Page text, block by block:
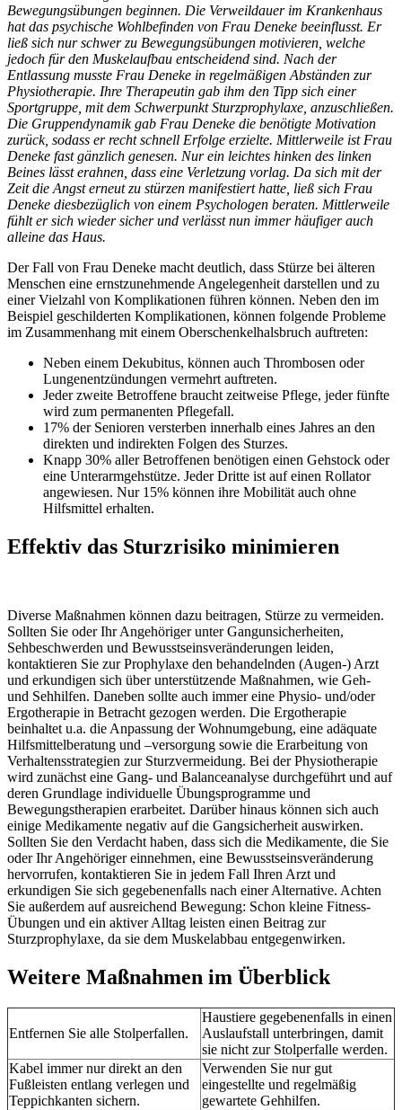
Bewegungsübungen beginnen. Die Verweildauer im Krankenhaus
hat das psychische Wohlbefinden von Frau Deneke beeinflusst. Er
ließ sich nur schwer zu Bewegungsübungen motivieren, welche
jedoch für den Muskelaufbau entscheidend sind. Nach der
Entlassung musste Frau Deneke in regelmäßigen Abständen zur
Physiotherapie. Ihre Therapeutin gab ihm den Tipp sich einer
Sportgruppe, mit dem Schwerpunkt Sturzprophylaxe, anzuschließen.
Die Gruppendynamik gab Frau Deneke die benötigte Motivation
zurück, sodass er recht schnell Erfolge erzielte. Mittlerweile ist Frau
Deneke fast gänzlich genesen. Nur ein leichtes hinken des linken
Beines lässt erahnen, dass eine Verletzung vorlag. Da sich mit der
Zeit die Angst erneut zu stürzen manifestiert hatte, ließ sich Frau
Deneke diesbezüglich von einem Psychologen beraten. Mittlerweile
fühlt er sich wieder sicher und verlässt nun immer häufiger auch
alleine das Haus.
Der Fall von Frau Deneke macht deutlich, dass Stürze bei älteren
Menschen eine ernstzunehmende Angelegenheit darstellen und zu
einer Vielzahl von Komplikationen führen können. Neben den im
Beispiel geschilderten Komplikationen, können folgende Probleme
im Zusammenhang mit einem Oberschenkelhalsbruch auftreten:
Neben einem Dekubitus, können auch Thrombosen oder
Lungenentzündungen vermehrt auftreten.
Jeder zweite Betroffene braucht zeitweise Pflege, jeder fünfte
wird zum permanenten Pflegefall.
17% der Senioren versterben innerhalb eines Jahres an den
direkten und indirekten Folgen des Sturzes.
Knapp 30% aller Betroffenen benötigen einen Gehstock oder
eine Unterarmgehstütze. Jeder Dritte ist auf einen Rollator
angewiesen. Nur 15% können ihre Mobilität auch ohne
Hilfsmittel erhalten.
Effektiv das Sturzrisiko minimieren
Diverse Maßnahmen können dazu beitragen, Stürze zu vermeiden.
Sollten Sie oder Ihr Angehöriger unter Gangunsicherheiten,
Sehbeschwerden und Bewusstseinsveränderungen leiden,
kontaktieren Sie zur Prophylaxe den behandelnden (Augen-) Arzt
und erkundigen sich über unterstützende Maßnahmen, wie Geh-
und Sehhilfen. Daneben sollte auch immer eine Physio- und/oder
Ergotherapie in Betracht gezogen werden. Die Ergotherapie
beinhaltet u.a. die Anpassung der Wohnumgebung, eine adäquate
Hilfsmittelberatung und –versorgung sowie die Erarbeitung von
Verhaltensstrategien zur Sturzvermeidung. Bei der Physiotherapie
wird zunächst eine Gang- und Balanceanalyse durchgeführt und auf
deren Grundlage individuelle Übungsprogramme und
Bewegungstherapien erarbeitet. Darüber hinaus können sich auch
einige Medikamente negativ auf die Gangsicherheit auswirken.
Sollten Sie den Verdacht haben, dass sich die Medikamente, die Sie
oder Ihr Angehöriger einnehmen, eine Bewusstseinsveränderung
hervorrufen, kontaktieren Sie in jedem Fall Ihren Arzt und
erkundigen Sie sich gegebenenfalls nach einer Alternative. Achten
Sie außerdem auf ausreichend Bewegung: Schon kleine Fitness-
Übungen und ein aktiver Alltag leisten einen Beitrag zur
Sturzprophylaxe, da sie dem Muskelabbau entgegenwirken.
Weitere Maßnahmen im Überblick
Entfernen Sie alle Stolperfallen.
Haustiere gegebenenfalls in einen
Auslaufstall unterbringen, damit
sie nicht zur Stolperfalle werden.
Kabel immer nur direkt an den
Fußleisten entlang verlegen und
Teppichkanten sichern.
Verwenden Sie nur gut
eingestellte und regelmäßig
gewartete Gehhilfen.